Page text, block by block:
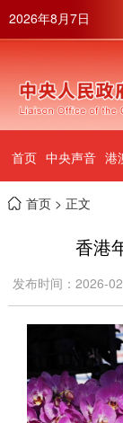
2026年8月7日
首页 中央声音 港
首页> 正文
香港
发布时间：2026-